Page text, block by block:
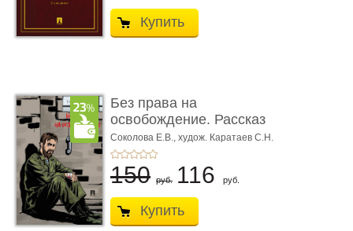
Купить
Без права на
освобождение. Рассказ
Соколова Е.В., худож. Каратаев С.Н.
150 руб. 116 руб.
Купить